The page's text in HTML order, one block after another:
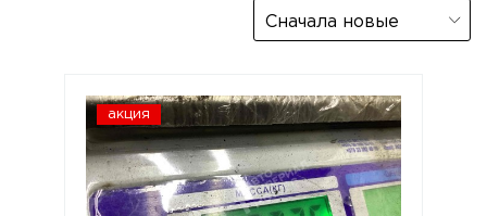
Сначала новые
акция